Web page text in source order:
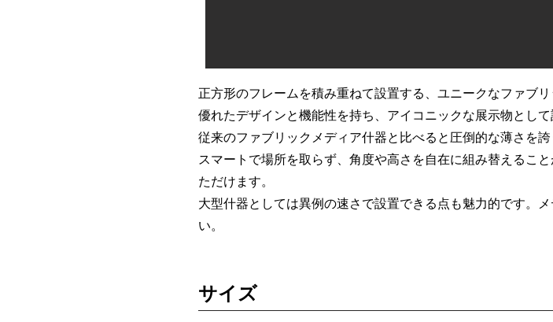
正方形のフレームを積み重ねて設置する、ユニークなファブリ
優れたデザインと機能性を持ち、アイコニックな展示物として
従来のファブリックメディア什器と比べると圧倒的な薄さを
スマートで場所を取らず、角度や高さを自在に組み替えるこ
ただけます。
大型什器としては異例の速さで設置できる点も魅力的です。
い。
​サイズ